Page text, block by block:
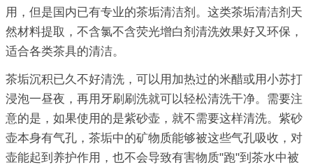
用，但是国内已有专业的茶垢清洁剂。这类茶垢清洁剂天
然材料提取，不含氯不含荧光增白剂清洗效果好又环保，
适合各类茶具的清洁。
茶垢沉积已久不好清洗，可以用加热过的米醋或用小苏打
浸泡一昼夜，再用牙刷刷洗就可以轻松清洗干净。需要注
意的是，如果使用的是紫砂壶，就不需要这样清洗。紫砂
壶本身有气孔，茶垢中的矿物质能够被这些气孔吸收，对
壶能起到养护作用，也不会导致有害物质"跑"到茶水中被